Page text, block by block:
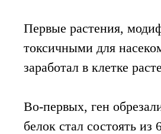
Первые растения,
токсичными для
заработал в клетке
Во-первых, ген
белок стал состоять